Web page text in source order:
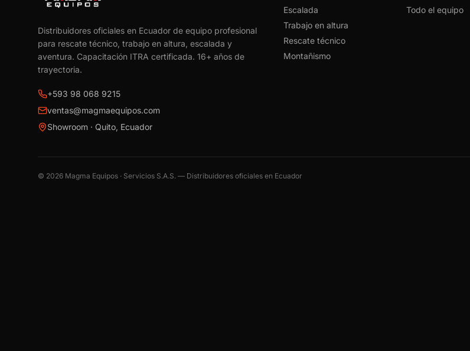
Distribuidores oficiales en Ecuador de equipo profesional
para rescate técnico, trabajo en altura, escalada y
aventura. Capacitación ITRA certificada. 16+ años de
trayectoria.
+593 98 068 9215
ventas@magmaequipos.com
Showroom · Quito, Ecuador
Escalada
Trabajo en altura
Rescate técnico
Montañismo
Todo el equipo
© 2026 Magma Equipos · Servicios S.A.S. — Distribuidores oficiales en Ecuador